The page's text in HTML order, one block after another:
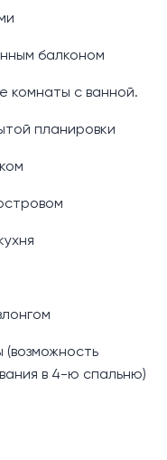
балконом
комнаты с ванной.
планировки
(возможность
в 4-ю спальню)